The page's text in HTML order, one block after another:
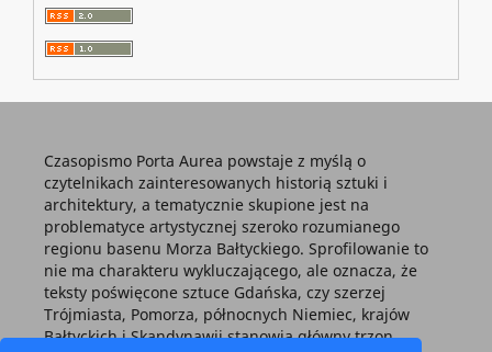
Czasopismo Porta Aurea powstaje z myślą o
czytelnikach zainteresowanych historią sztuki i
architektury, a tematycznie skupione jest na
problematyce artystycznej szeroko rozumianego
regionu basenu Morza Bałtyckiego. Sprofilowanie to
nie ma charakteru wykluczającego, ale oznacza, że
teksty poświęcone sztuce Gdańska, czy szerzej
Trójmiasta, Pomorza, północnych Niemiec, krajów
Bałtyckich i Skandynawii stanowią główny trzon